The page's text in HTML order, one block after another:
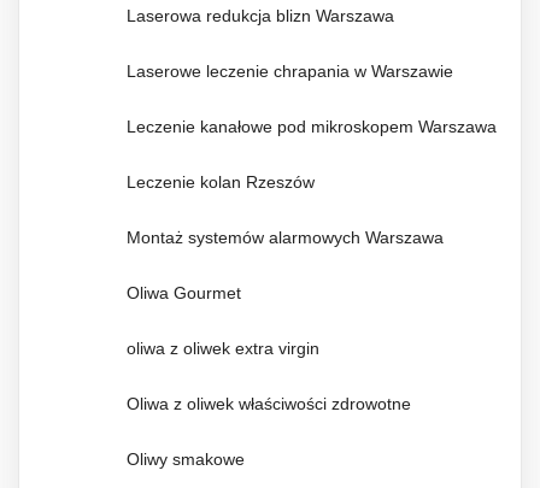
Laserowa redukcja blizn Warszawa
Laserowe leczenie chrapania w Warszawie
Leczenie kanałowe pod mikroskopem Warszawa
Leczenie kolan Rzeszów
Montaż systemów alarmowych Warszawa
Oliwa Gourmet
oliwa z oliwek extra virgin
Oliwa z oliwek właściwości zdrowotne
Oliwy smakowe